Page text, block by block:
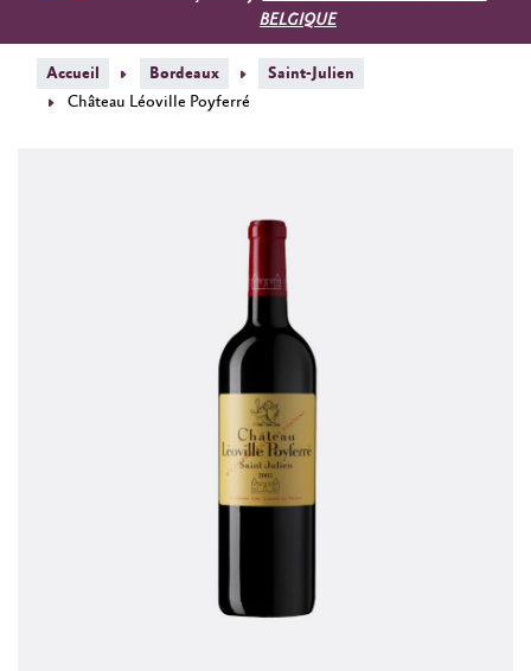
BELGIQUE
Accueil Bordeaux
Saint-Julien
Château Léoville Poyferré